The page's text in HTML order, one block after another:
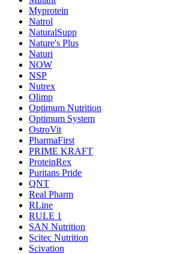
Myprotein
Natrol
NaturalSupp
Nature's Plus
Naturi
NOW
NSP
Nutrex
Olimp
Optimum Nutrition
Optimum System
OstroVit
PharmaFirst
PRIME KRAFT
ProteinRex
Puritans Pride
QNT
Real Pharm
RLine
RULE 1
SAN Nutrition
Scitec Nutrition
Scivation